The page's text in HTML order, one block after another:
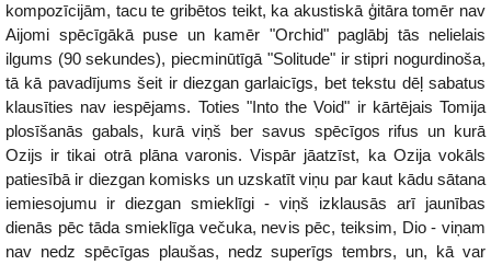
kompozīcijām, tacu te gribētos teikt, ka akustiskā ģitāra tomēr nav
Aijomi spēcīgākā puse un kamēr "Orchid" paglābj tās nelielais
ilgums (90 sekundes), piecminūtīgā "Solitude" ir stipri nogurdinoša,
tā kā pavadījums šeit ir diezgan garlaicīgs, bet tekstu dēļ sabatus
klausīties nav iespējams. Toties "Into the Void" ir kārtējais Tomija
plosīšanās gabals, kurā viņš ber savus spēcīgos rifus un kurā
Ozijs ir tikai otrā plāna varonis. Vispār jāatzīst, ka Ozija vokāls
patiesībā ir diezgan komisks un uzskatīt viņu par kaut kādu sātana
iemiesojumu ir diezgan smieklīgi - viņš izklausās arī jaunības
dienās pēc tāda smieklīga večuka, nevis pēc, teiksim, Dio - viņam
nav nedz spēcīgas plaušas, nedz superīgs tembrs, un, kā var